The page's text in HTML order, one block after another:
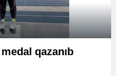
qazanıb